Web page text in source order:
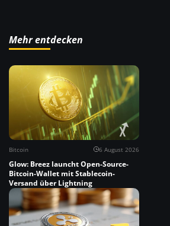
Mehr entdecken
Bitcoin 6 August 2026
Glow: Breez launcht Open-Source-
Bitcoin-Wallet mit Stablecoin-
Versand über Lightning